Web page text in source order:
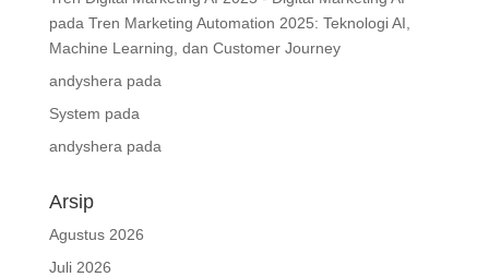
pada Tren Marketing Automation 2025: Teknologi AI,
Machine Learning, dan Customer Journey
andyshera pada
System pada
andyshera pada
Arsip
Agustus 2026
Juli 2026